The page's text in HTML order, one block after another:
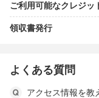
ご利用可能なクレジッ
領収書発行
よくある質問
アクセス情報を教